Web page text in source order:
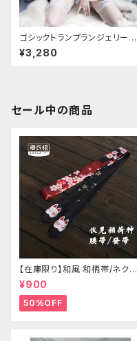
ゴシックトランプランジェリーセ
ットアップ
¥3,280
セール中の商品
【在庫限り】和風 和柄帯/ネクタ
イ/リボン（狐面/金魚
¥900
50%OFF